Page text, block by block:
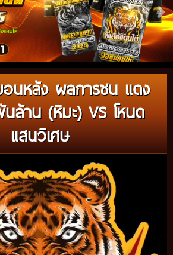
นหลัง ผลการชน แดง
ล้าน (หิมะ) VS โหนด
แสนวิเศษ